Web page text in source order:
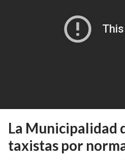
La Municipalidad
taxistas por